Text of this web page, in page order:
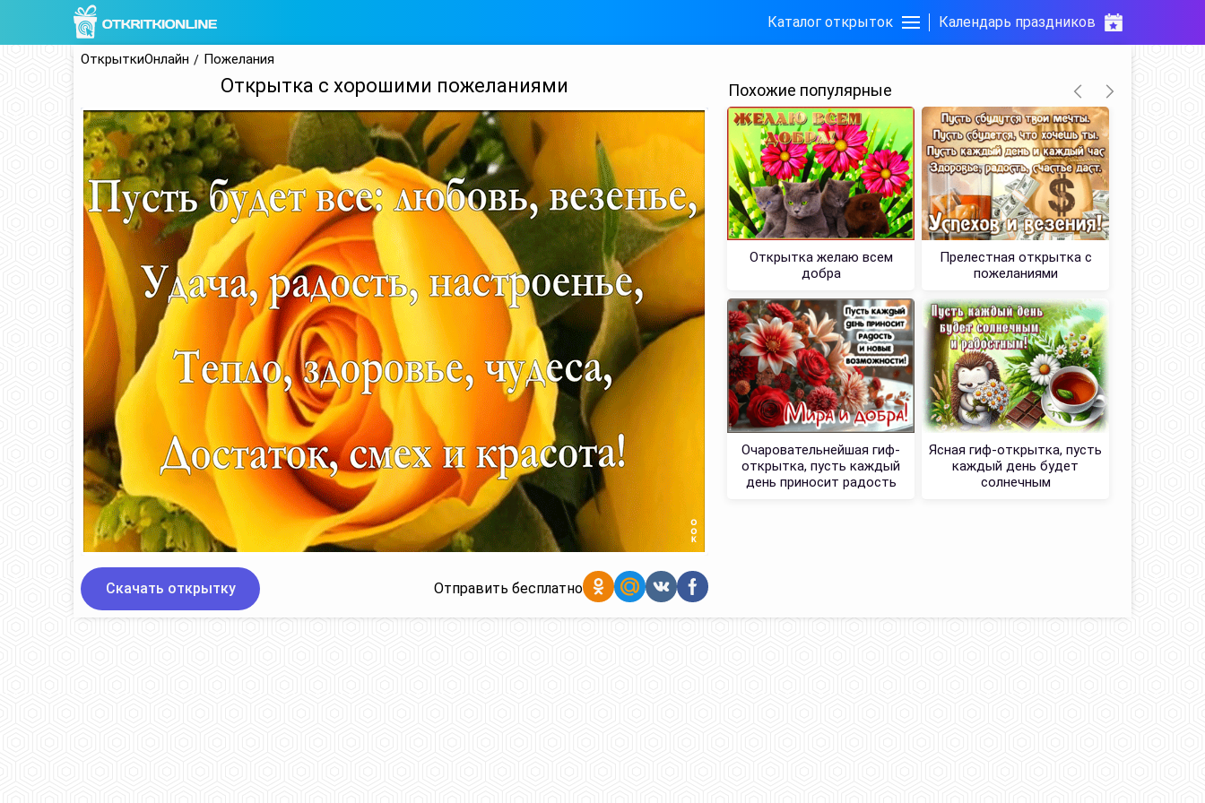
Каталог открыток Календарь праздников
ОткрыткиОнлайн Пожелания
Открытка с хорошими пожеланиями
Скачать открытку Отправить бесплатно
Похожие популярные
Открытка желаю всем
добра
Прелестная открытка с
пожеланиями
Очаровательнейшая гиф-
открытка, пусть каждый
день приносит радость
Ясная гиф-открытка, пусть
каждый день будет
солнечным